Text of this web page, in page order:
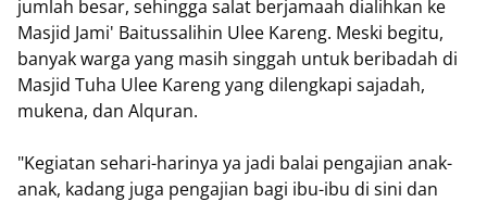
jumlah besar, sehingga salat berjamaah dialihkan ke
Masjid Jami' Baitussalihin Ulee Kareng. Meski begitu,
banyak warga yang masih singgah untuk beribadah di
Masjid Tuha Ulee Kareng yang dilengkapi sajadah,
mukena, dan Alquran.
"Kegiatan sehari-harinya ya jadi balai pengajian anak-
anak, kadang juga pengajian bagi ibu-ibu di sini dan